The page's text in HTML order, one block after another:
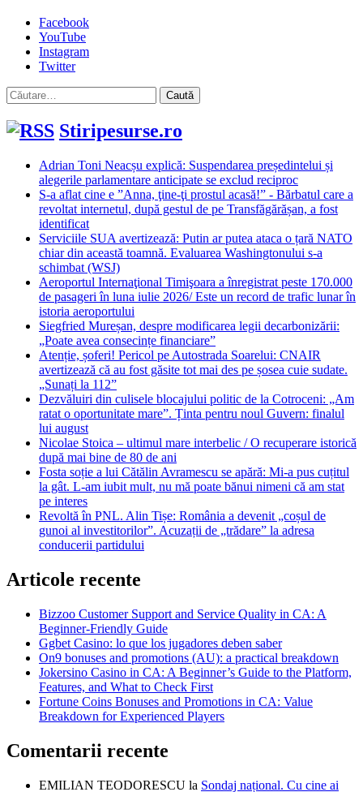
Facebook
YouTube
Instagram
Twitter
Caută
după:
Stiripesurse.ro
Adrian Toni Neacșu explică: Suspendarea președintelui și
alegerile parlamentare anticipate se exclud reciproc
S-a aflat cine e ”Anna, ţine-ţi prostul acasă!” - Bărbatul care a
revoltat internetul, după gestul de pe Transfăgărășan, a fost
identificat
Serviciile SUA avertizează: Putin ar putea ataca o țară NATO
chiar din această toamnă. Evaluarea Washingtonului s-a
schimbat (WSJ)
Aeroportul Internaţional Timişoara a înregistrat peste 170.000
de pasageri în luna iulie 2026/ Este un record de trafic lunar în
istoria aeroportului
Siegfried Mureșan, despre modificarea legii decarbonizării:
„Poate avea consecințe financiare”
Atenție, șoferi! Pericol pe Autostrada Soarelui: CNAIR
avertizează că au fost găsite tot mai des pe șosea cuie sudate.
„Sunați la 112”
Dezvăluiri din culisele blocajului politic de la Cotroceni: „Am
ratat o oportunitate mare”. Ținta pentru noul Guvern: finalul
lui august
Nicolae Stoica – ultimul mare interbelic / O recuperare istorică
după mai bine de 80 de ani
Fosta soție a lui Cătălin Avramescu se apără: Mi-a pus cuțitul
la gât. L-am iubit mult, nu mă poate bănui nimeni că am stat
pe interes
Revoltă în PNL. Alin Tișe: România a devenit „coșul de
gunoi al investitorilor”. Acuzații de „trădare” la adresa
conducerii partidului
Articole recente
Bizzoo Customer Support and Service Quality in CA: A
Beginner-Friendly Guide
Ggbet Casino: lo que los jugadores deben saber
On9 bonuses and promotions (AU): a practical breakdown
Jokersino Casino in CA: A Beginner’s Guide to the Platform,
Features, and What to Check First
Fortune Coins Bonuses and Promotions in CA: Value
Breakdown for Experienced Players
Comentarii recente
EMILIAN TEODORESCU la Sondaj național. Cu cine ai